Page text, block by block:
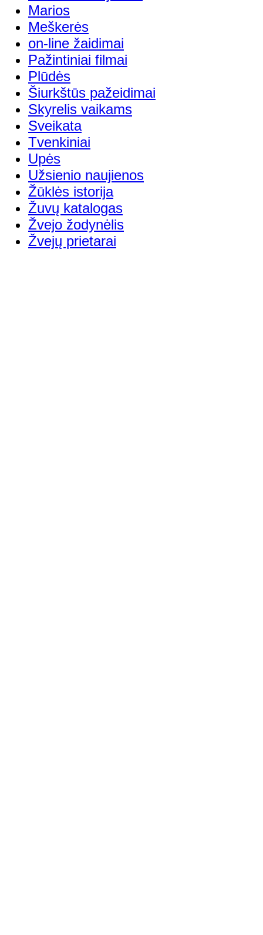
Marios
Meškerės
on-line žaidimai
Pažintiniai filmai
Plūdės
Šiurkštūs pažeidimai
Skyrelis vaikams
Sveikata
Tvenkiniai
Upės
Užsienio naujienos
Žūklės istorija
Žuvų katalogas
Žvejo žodynėlis
Žvejų prietarai